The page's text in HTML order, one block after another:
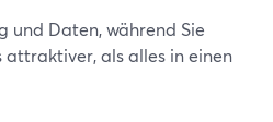
und Daten, während Sie
attraktiver, als alles in einen